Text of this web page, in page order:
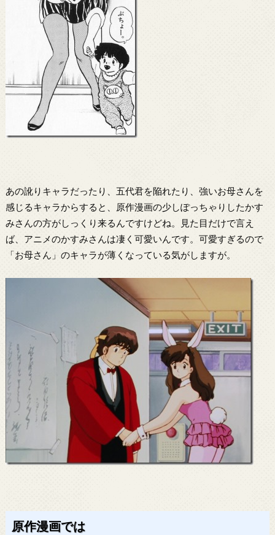
あの訛りキャラだったり、五代君を陥れたり、強いお母さんを
感じるキャラからすると、原作漫画の少しぽっちゃりしたかす
みさんの方がしっくり来るんですけどね。見た目だけで言え
ば、アニメのかすみさんは凄く可愛いんです。可愛すぎるので
「お母さん」のキャラが薄くなっている気がしますが。
原作漫画では